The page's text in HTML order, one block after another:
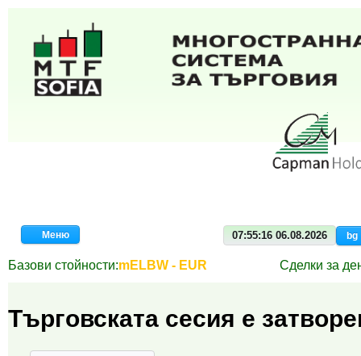
07:55:16 06.08.2026 bg
Меню
Базови стойности:mELBW - EUR Сделки за
Търговската сесия е